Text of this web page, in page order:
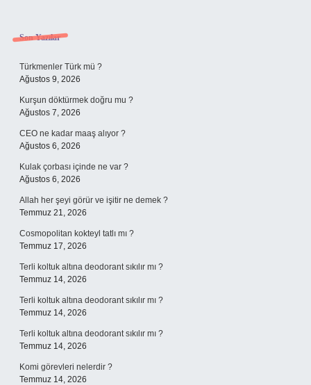
Sidebar
Son Yazılar
Türkmenler Türk mü ?
Ağustos 9, 2026
Kurşun döktürmek doğru mu ?
Ağustos 7, 2026
CEO ne kadar maaş alıyor ?
Ağustos 6, 2026
Kulak çorbası içinde ne var ?
Ağustos 6, 2026
Allah her şeyi görür ve işitir ne demek ?
Temmuz 21, 2026
Cosmopolitan kokteyl tatlı mı ?
Temmuz 17, 2026
Terli koltuk altına deodorant sıkılır mı ?
Temmuz 14, 2026
Terli koltuk altına deodorant sıkılır mı ?
Temmuz 14, 2026
Terli koltuk altına deodorant sıkılır mı ?
Temmuz 14, 2026
Komi görevleri nelerdir ?
Temmuz 14, 2026